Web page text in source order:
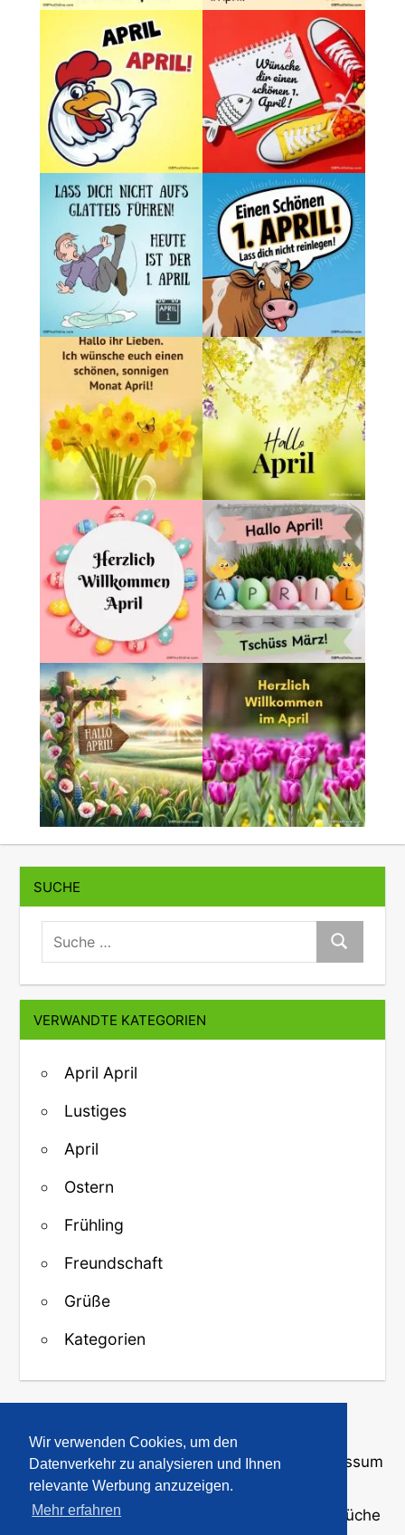
Wir verwenden Cookies, um den
Datenverkehr zu analysieren und Ihnen
relevante Werbung anzuzeigen.
Mehr erfahren
SUCHE
suche:
Suche
VERWANDTE KATEGORIEN
April April
Lustiges
April
Ostern
Frühling
Freundschaft
Grüße
Kategorien
↑ Zurück zum Anfang
Über uns·Kontakt·Datenschutz Impressum
© 2008-2026
· Bilder und Sprüche